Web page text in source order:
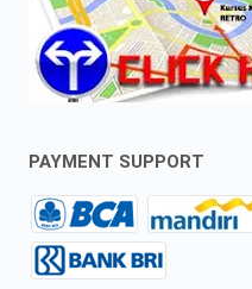
PAYMENT SUPPORT